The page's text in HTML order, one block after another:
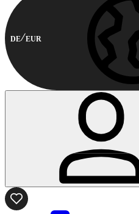
DE EUR